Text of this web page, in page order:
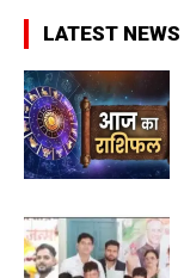
LATEST NEWS